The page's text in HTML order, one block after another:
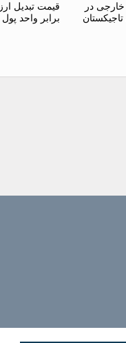
در
قیمت تبدیل
برابر واحد